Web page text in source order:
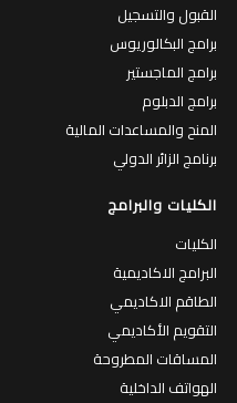
القبول والتسجيل
برامج البكالوريوس
برامج الماجستير
برامج الدبلوم
المنح والمساعدات المالية
برنامج الزائر الدولي
الكليات والبرامج
الكليات
البرامج الاكاديمية
الطاقم الاكاديمي
التقويم الأكاديمي
المساقات المطروحة
الهواتف الداخلية